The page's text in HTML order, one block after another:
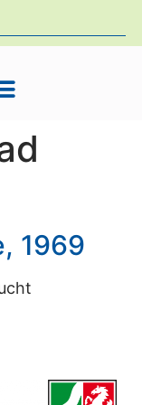
1969